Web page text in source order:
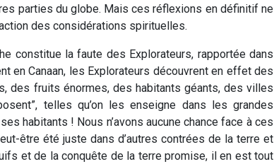
parties du globe. Mais ces réflexions en définitif ne
des considérations spirituelles.
constitue la faute des Explorateurs, rapportée dans
en Canaan, les Explorateurs découvrent en effet des
des fruits énormes, des habitants géants, des villes
telles qu’on les enseigne dans les grandes
habitants ! Nous n’avons aucune chance face à ces
être été juste dans d’autres contrées de la terre et
et de la conquête de la terre promise, il en est tout